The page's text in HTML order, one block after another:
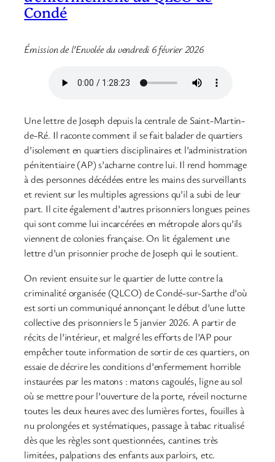
Condé
Émission de l’Envolée du vendredi 6 février 2026
Une lettre de Joseph depuis la centrale de Saint-Martin-
de-Ré. Il raconte comment il se fait balader de quartiers
d’isolement en quartiers disciplinaires et l’administration
pénitentiaire (AP) s’acharne contre lui. Il rend hommage
à des personnes décédées entre les mains des surveillants
et revient sur les multiples agressions qu’il a subi de leur
part. Il cite également d’autres prisonniers longues peines
qui sont comme lui incarcérées en métropole alors qu’ils
viennent de colonies française. On lit également une
lettre d’un prisonnier proche de Joseph qui le soutient.
On revient ensuite sur le quartier de lutte contre la
criminalité organisée (QLCO) de Condé-sur-Sarthe d’où
est sorti un communiqué annonçant le début d’une lutte
collective des prisonniers le 5 janvier 2026. A partir de
récits de l’intérieur, et malgré les efforts de l’AP pour
empêcher toute information de sortir de ces quartiers, on
essaie de décrire les conditions d’enfermement horrible
instaurées par les matons : matons cagoulés, ligne au sol
où se mettre pour l’ouverture de la porte, réveil nocturne
toutes les deux heures avec des lumières fortes, fouilles à
nu prolongées et systématiques, passage à tabac ritualisé
dès que les règles sont questionnées, cantines très
limitées, palpations des enfants aux parloirs, etc.